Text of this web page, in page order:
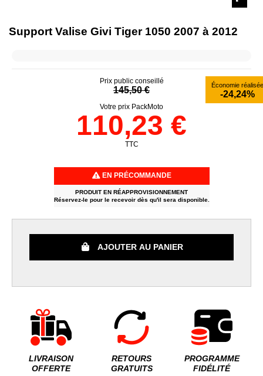
Support Valise Givi Tiger 1050 2007 à 2012
Prix public conseillé
145,50 € Économie réalisée
-24,24%
Votre prix PackMoto
110,23 €
TTC
EN PRÉCOMMANDE
PRODUIT EN RÉAPPROVISIONNEMENT
Réservez-le pour le recevoir dès qu'il sera disponible.
AJOUTER AU PANIER
LIVRAISON
OFFERTE
RETOURS
GRATUITS
PROGRAMME
FIDÉLITÉ